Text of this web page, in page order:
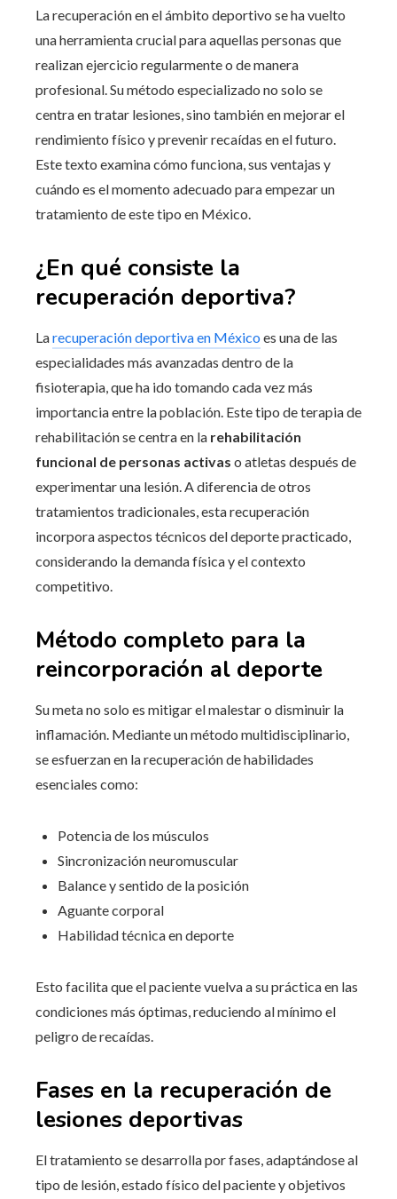
La recuperación en el ámbito deportivo se ha vuelto
una herramienta crucial para aquellas personas que
realizan ejercicio regularmente o de manera
profesional. Su método especializado no solo se
centra en tratar lesiones, sino también en mejorar el
rendimiento físico y prevenir recaídas en el futuro.
Este texto examina cómo funciona, sus ventajas y
cuándo es el momento adecuado para empezar un
tratamiento de este tipo en México.
¿En qué consiste la
recuperación deportiva?
Larecuperación deportiva en México es una de las
especialidades más avanzadas dentro de la
fisioterapia, que ha ido tomando cada vez más
importancia entre la población. Este tipo de terapia de
rehabilitación se centra en la rehabilitación
funcional de personas activas o atletas después de
experimentar una lesión. A diferencia de otros
tratamientos tradicionales, esta recuperación
incorpora aspectos técnicos del deporte practicado,
considerando la demanda física y el contexto
competitivo.
Método completo para la
reincorporación al deporte
Su meta no solo es mitigar el malestar o disminuir la
inflamación. Mediante un método multidisciplinario,
se esfuerzan en la recuperación de habilidades
esenciales como:
Potencia de los músculos
Sincronización neuromuscular
Balance y sentido de la posición
Aguante corporal
Habilidad técnica en deporte
Esto facilita que el paciente vuelva a su práctica en las
condiciones más óptimas, reduciendo al mínimo el
peligro de recaídas.
Fases en la recuperación de
lesiones deportivas
El tratamiento se desarrolla por fases, adaptándose al
tipo de lesión, estado físico del paciente y objetivos